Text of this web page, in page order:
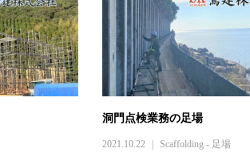
洞門点検業務の足場
2021.10.22 Scaffolding - 足場